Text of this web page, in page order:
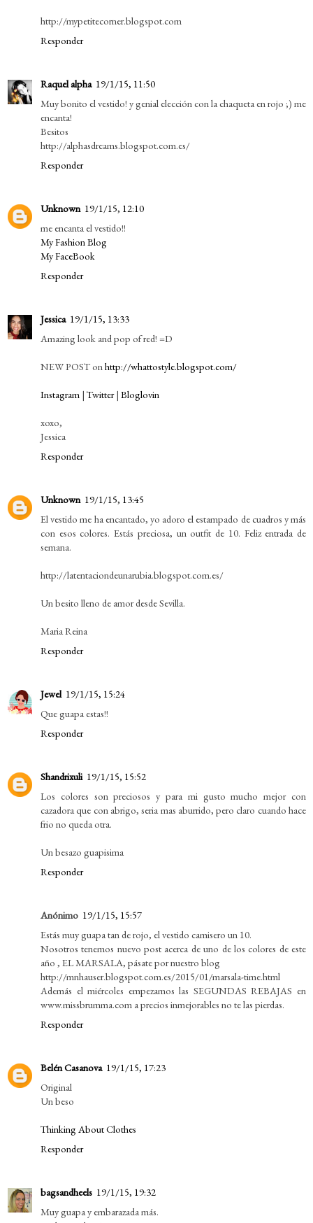
http://mypetitecorner.blogspot.com
Responder
Raquel alpha 19/1/15, 11:50
Muy bonito el vestido! y genial elección con la chaqueta en rojo ;) me
encanta!
Besitos
http://alphasdreams.blogspot.com.es/
Responder
Unknown 19/1/15, 12:10
me encanta el vestido!!
My Fashion Blog
My FaceBook
Responder
Jessica 19/1/15, 13:33
Amazing look and pop of red! =D
NEW POST on http://whattostyle.blogspot.com/
Instagram | Twitter| Bloglovin
xoxo,
Jessica
Responder
Unknown 19/1/15, 13:45
El vestido me ha encantado, yo adoro el estampado de cuadros y más
con esos colores. Estás preciosa, un outfit de 10. Feliz entrada de
semana.
http://latentaciondeunarubia.blogspot.com.es/
Un besito lleno de amor desde Sevilla.
Maria Reina
Responder
Jewel 19/1/15, 15:24
Que guapa estas!!
Responder
Shandrixuli 19/1/15, 15:52
Los colores son preciosos y para mi gusto mucho mejor con
cazadora que con abrigo, seria mas aburrido, pero claro cuando hace
frio no queda otra.
Un besazo guapisima
Responder
Anónimo 19/1/15, 15:57
Estás muy guapa tan de rojo, el vestido camisero un 10.
Nosotros tenemos nuevo post acerca de uno de los colores de este
año , EL MARSALA, pásate por nuestro blog
http://mnhauser.blogspot.com.es/2015/01/marsala-time.html
Además el miércoles empezamos las SEGUNDAS REBAJAS en
www.missbrumma.com a precios inmejorables no te las pierdas.
Responder
Belén Casanova 19/1/15, 17:23
Original
Un beso
Thinking About Clothes
Responder
bagsandheels 19/1/15, 19:32
Muy guapa y embarazada más.